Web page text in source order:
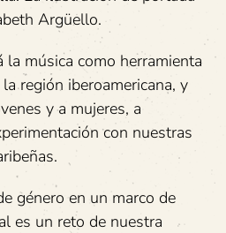
Argüello.
música como herramienta
región iberoamericana, y
y a mujeres, a
con nuestras
género en un marco de
es un reto de nuestra